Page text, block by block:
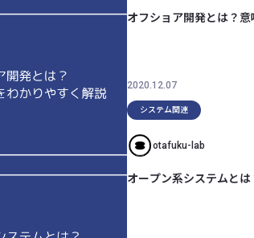
オフショア開発とは？
2020.12.07
システム関連
otafuku-lab
オープン系システムと